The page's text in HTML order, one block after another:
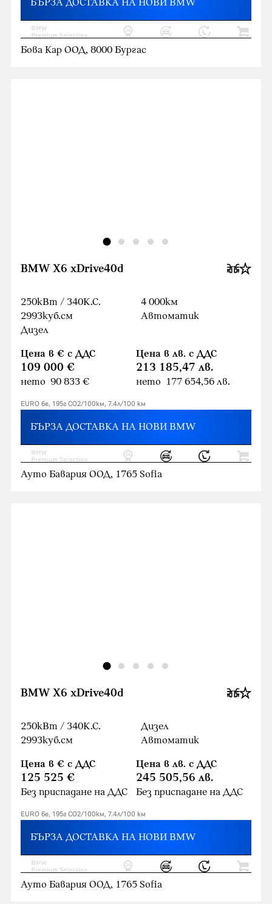
БЪРЗА ДОСТАВКА НА НОВИ BMW
Бова Кар ООД, 8000 Бургас
BMW X6 xDrive40d
250кВт / 340К.С.
2993куб.cм
Дизел
4 000км
Автоматик
Цена в € с ДДС
109 000 €
нето 90 833 €
Цена в лв. с ДДС
213 185,47 лв.
нето 177 654,56 лв.
EURO 6e, 195г CO2/100км, 7.4л/100 км
БЪРЗА ДОСТАВКА НА НОВИ BMW
Ауто Бавария ООД, 1765 Sofia
BMW X6 xDrive40d
250кВт / 340К.С.
2993куб.cм
Дизел
Автоматик
Цена в € с ДДС
125 525 €
Без приспадане на ДДС
Цена в лв. с ДДС
245 505,56 лв.
Без приспадане на ДДС
EURO 6e, 195г CO2/100км, 7.4л/100 км
БЪРЗА ДОСТАВКА НА НОВИ BMW
Ауто Бавария ООД, 1765 Sofia